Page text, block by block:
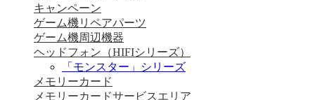
キャンペーン
ゲーム機リペアパーツ
ゲーム機周辺機器
ヘッドフォン（HIFIシリーズ）
「モンスター」シリーズ
メモリーカード
メモリーカードサービスエリア